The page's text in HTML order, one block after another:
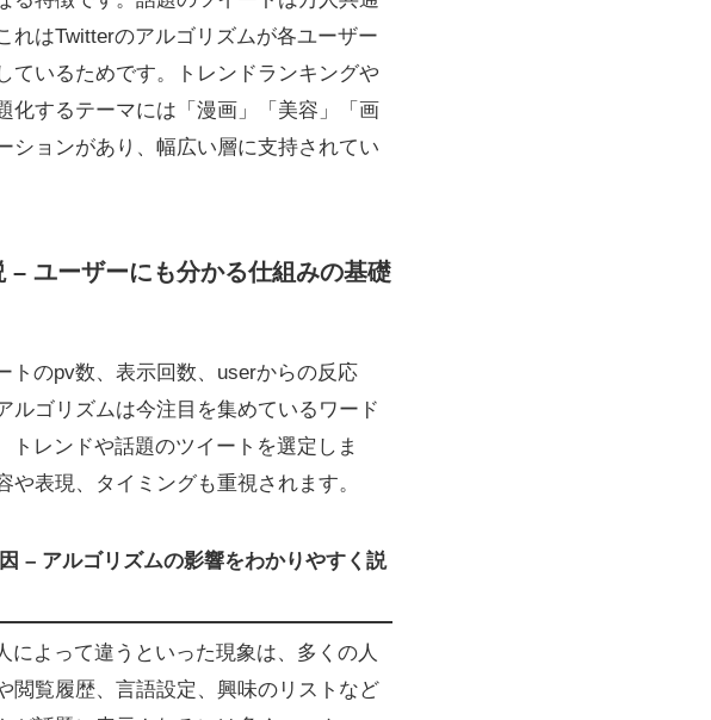
れはTwitterのアルゴリズムが各ユーザー
ているためです。トレンドランキングや
化するテーマには「漫画」「美容」「画
ションがあり、幅広い層に支持されてい
ユーザーにも分かる仕組みの基礎
トのpv数、表示回数、userからの反応
ルゴリズムは今注目を集めているワード
レンドや話題のツイートを選定しま
表現、タイミングも重視されます。
– アルゴリズムの影響をわかりやすく説
よって違うといった現象は、多くの人
閲覧履歴、言語設定、興味のリストなど